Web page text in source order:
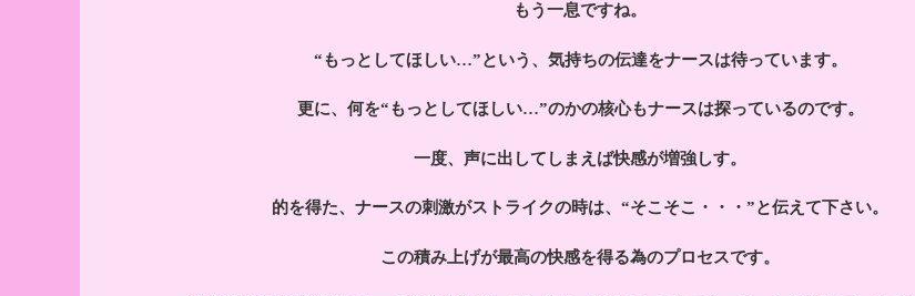
もう一息ですね。
“もっとしてほしい…”という、気持ちの伝達をナースは待っています。
更に、何を“もっとしてほしい…”のかの核心もナースは探っているのです。
一度、声に出してしまえば快感が増強しす。
的を得た、ナースの刺激がストライクの時は、“そこそこ・・・”と伝えて下さい。
この積み上げが最高の快感を得る為のプロセスです。